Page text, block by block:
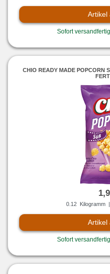
Artikel
Sofort
CHIO READY MADE POPCORN
0.12 Kilogramm
Artikel
Sofort